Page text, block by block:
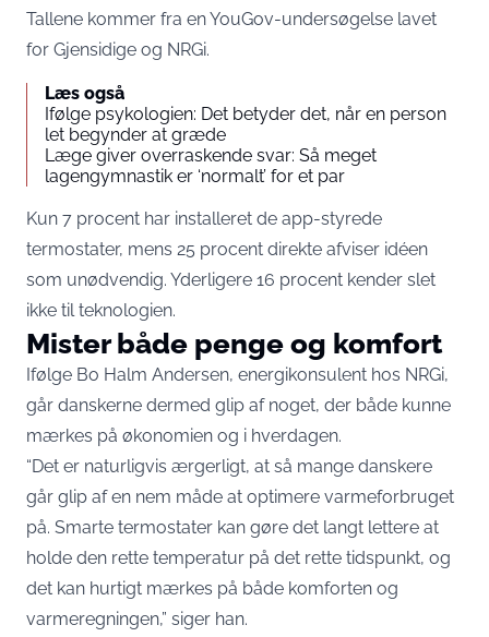
Tallene kommer fra enYouGov-undersøgelse lavet
for Gjensidige og NRGi.
Læs også
Ifølge psykologien: Det betyder det, når en person
let begynder at græde
Læge giver overraskende svar: Så meget
lagengymnastik er ‘normalt’ for et par
Kun 7 procent har installeret de app-styrede
termostater, mens 25 procent direkte afviser idéen
som unødvendig. Yderligere 16 procent kender slet
ikke til teknologien.
Mister både penge og komfort
Ifølge Bo Halm Andersen, energikonsulent hos NRGi,
går danskerne dermed glip af noget, der både kunne
mærkes på økonomien og i hverdagen.
“Det er naturligvis ærgerligt, at så mange danskere
går glip af en nem måde at optimere varmeforbruget
på. Smarte termostater kan gøre det langt lettere at
holde den rette temperatur på det rette tidspunkt, og
det kan hurtigt mærkes på både komforten og
varmeregningen,” siger han.